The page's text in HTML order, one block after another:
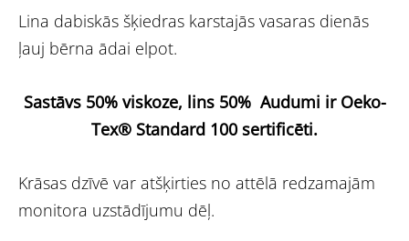
Lina dabiskās šķiedras karstajās vasaras dienās
ļauj bērna ādai elpot.
Sastāvs 50% viskoze, lins 50% Audumi ir Oeko-
Tex® Standard 100 sertificēti.
Krāsas dzīvē var atšķirties no attēlā redzamajām
monitora uzstādījumu dēļ.